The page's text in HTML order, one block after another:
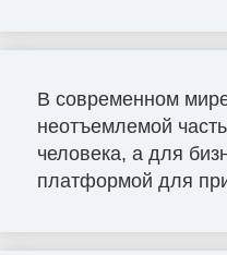
В современном
неотъемлемой
человека, а для
платформой для